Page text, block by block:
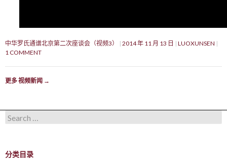
中华罗氏通谱北京第二次座谈会（视频3） 2014 年 11 月 13 日
LUOXUNSEN
1 COMMENT
更多 视频新闻 →
Search for:
分类目录